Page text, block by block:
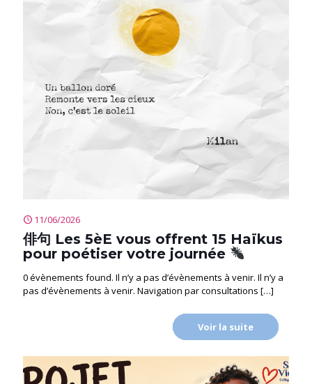
11/06/2026
俳句 Les 5èE vous offrent 15 Haïkus
pour poétiser votre journée
0 évènements found. Il n’y a pas d’évènements à venir. Il n’y a
pas d’évènements à venir. Navigation par consultations […]
Voir la suite